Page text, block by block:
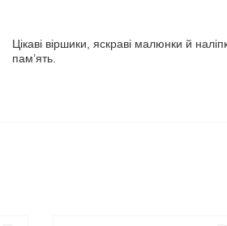
Цікаві віршики, яскраві малюнки й
пам’ять.